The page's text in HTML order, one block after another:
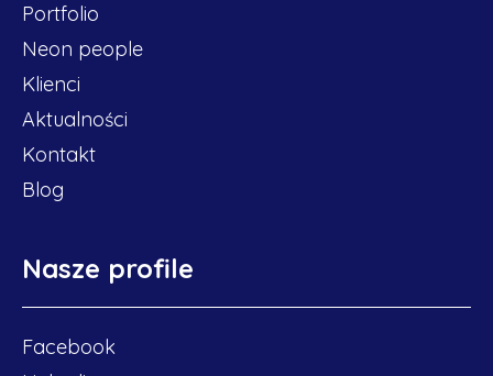
ZOBACZ NASZE PROJEKTY
Portfolio
Neon people
Klienci
Aktualności
Kontakt
Blog
Nasze profile
Facebook